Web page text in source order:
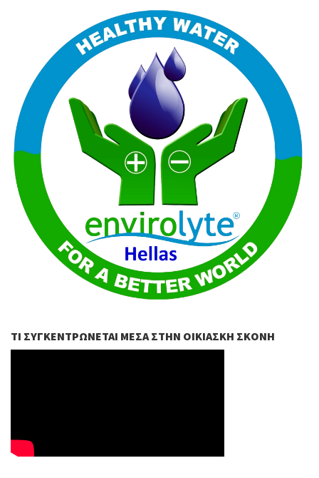
ΤΙ ΣΥΓΚΕΝΤΡΏΝΕΤΑΙ ΜΈΣΑ ΣΤΗΝ ΟΙΚΙΑΣΚΉ ΣΚΌΝΗ